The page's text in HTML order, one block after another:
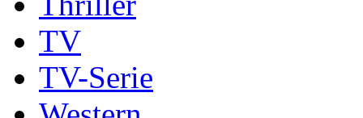
TV
TV-Serie